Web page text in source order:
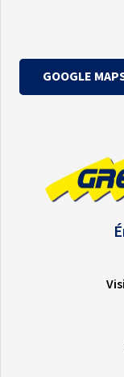
GOOGLE